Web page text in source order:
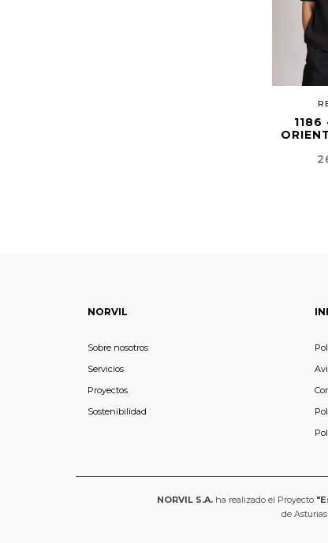
1186
NORVIL
Sobre nosotros
Servicios
Proyectos
Sostenibilidad
NORVIL S.A.ha realizado el Proyecto
de Asturias